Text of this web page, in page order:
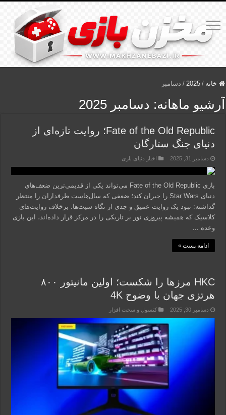
خانه /
2025
/ دسامبر
آرشیو ماهانه: دسامبر 2025
Fate of the Old Republic؛ روایت تازه‌ای از
دنیای جنگ ستارگان
دسامبر 31, 2025 اخبار دنیای بازی
بازی Fate of the Old Republic می‌تواند یکی از قدیمی‌ترین ضعف‌های
دنیای Star Wars را جبران کند؛ ضعفی که سال‌هاست طرفداران را منتظر
گذاشته: نبود یک روایت عمیق و جدی از نگاه سیث‌ها. برخلاف روایت‌های
کلاسیک که همیشه پیروزی نور بر تاریکی را در مرکز قرار داده‌اند، این بازی
وعده …
ادامه پست »
HKC مرزها را شکست؛ اولین مانیتور ۸۰۰
هرتزی جهان با وضوح 4K
دسامبر 30, 2025 کنسول و سخت افزار